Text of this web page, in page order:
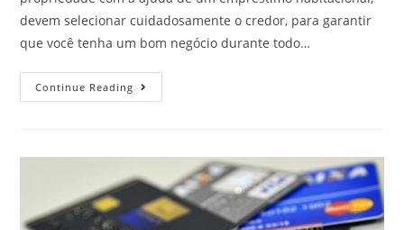
devem selecionar cuidadosamente o credor, para garantir
que você tenha um bom negócio durante todo…
Continue Reading Financiamento
Imobiliário,